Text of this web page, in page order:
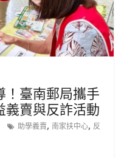
！臺南郵局攜手
義賣與反詐活動
助學義賣,南家扶中心, 反